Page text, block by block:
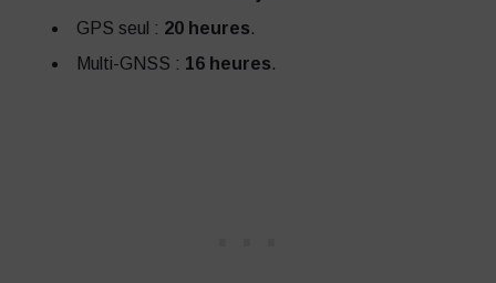
GPS seul : 20 heures.
Multi-GNSS : 16 heures.